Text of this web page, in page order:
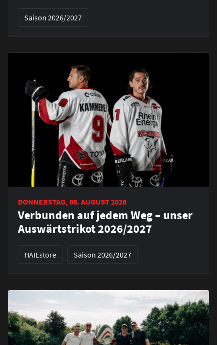
Saison 2026/2027
DONNERSTAG, 06. AUGUST 2026
Verbunden auf jedem Weg – unser
Auswärtstrikot 2026/2027
HAIEstore Saison 2026/2027